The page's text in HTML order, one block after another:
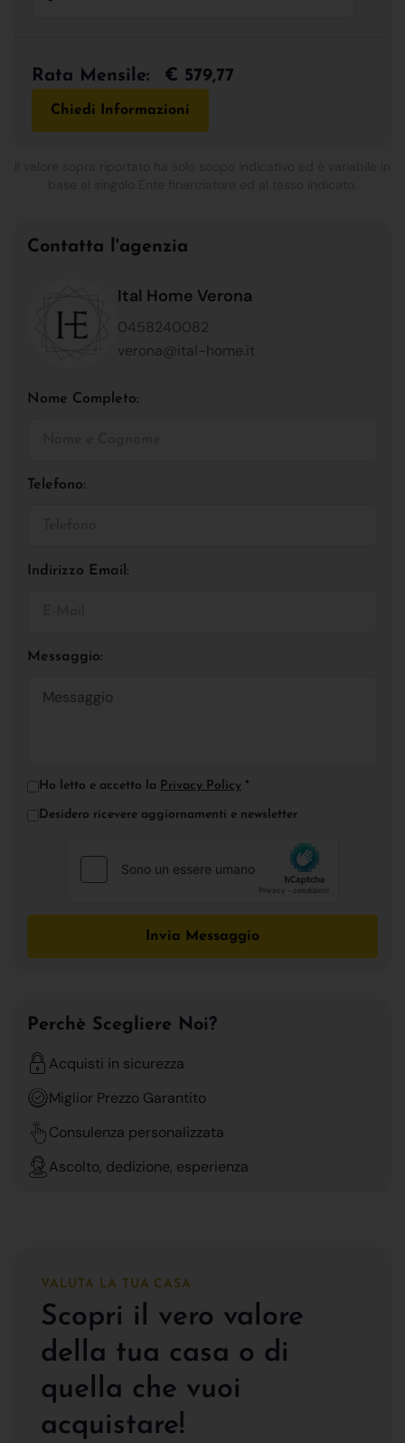
Rata Mensile: € 579,77
Chiedi Informazioni
Contatta l'agenzia
Ital Home Verona
0458240082
verona@ital-home.it
Nome Completo:
Telefono:
Indirizzo Email:
Messaggio:
Ho letto e accetto la Privacy Policy *
Desidero ricevere aggiornamenti e newsletter
Invia Messaggio
Perchè Scegliere Noi?
Acquisti in sicurezza
Miglior Prezzo Garantito
Consulenza personalizzata
Ascolto, dedizione, esperienza
VALUTA LA TUA CASA
Scopri il vero valore
della tua casa o di
quella che vuoi
acquistare!